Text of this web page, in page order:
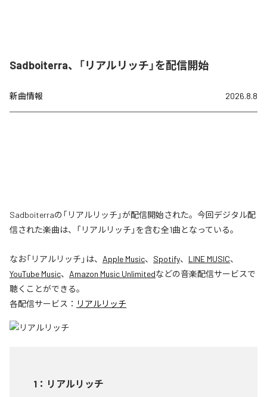
Sadboiterra、「リアルリッチ」を配信開始
新曲情報 2026.8.8
Sadboiterraの「リアルリッチ」が配信開始された。今回デジタル配
信された楽曲は、「リアルリッチ」を含む全1曲となっている。
なお「リアルリッチ 」は、 Apple Music、 Spotify、 LINE MUSIC、
YouTube Music、 Amazon Music Unlimitedなどの音楽配信サービスで
聴くことができる。
各配信サービス： リアルリッチ
1 ： リアルリッチ